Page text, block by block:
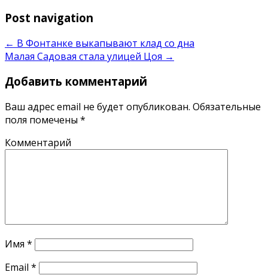
Post navigation
← В Фонтанке выкапывают клад со дна
Малая Садовая стала улицей Цоя →
Добавить комментарий
Ваш адрес email не будет опубликован. Обязательные
поля помечены *
Комментарий
Имя *
Email *